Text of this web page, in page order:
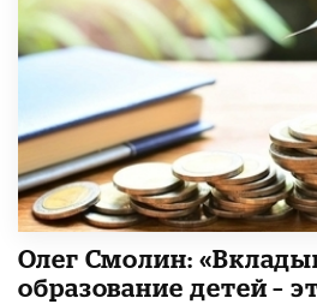
Олег Смолин:
образование детей –